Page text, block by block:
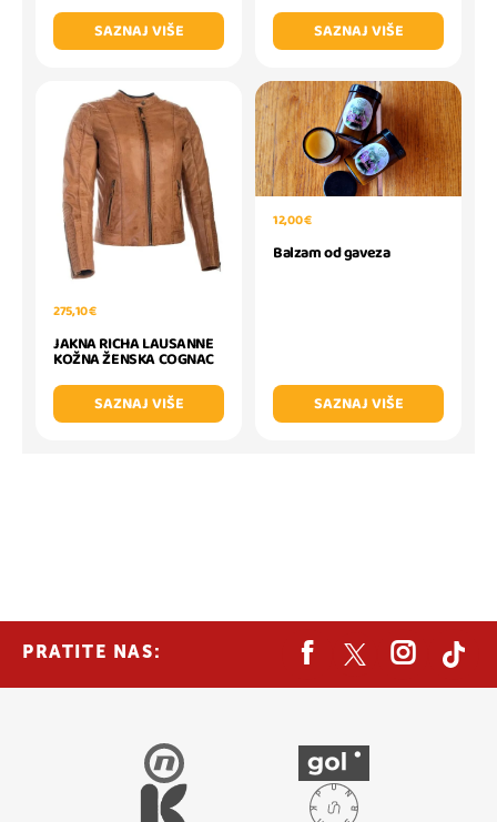
SAZNAJ VIŠE
SAZNAJ VIŠE
275,10 €
JAKNA RICHA LAUSANNE
KOŽNA ŽENSKA COGNAC
SAZNAJ VIŠE
12,00 €
Balzam od gaveza
SAZNAJ VIŠE
PRATITE NAS: